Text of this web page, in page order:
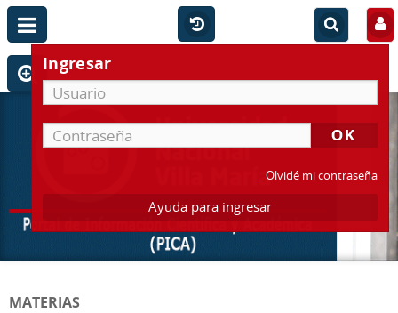
Ingresar
Olvidé mi contraseña
Ayuda para ingresar
MATERIAS